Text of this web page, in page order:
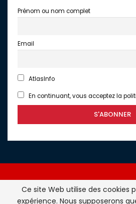
Prénom ou nom complet
Email
AtlasInfo
En continuant, vous acceptez la
Ce site Web utilise des cookies
expérience. Nous supposerons